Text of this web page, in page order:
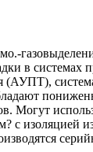
в
(АУПТ),
Могут
с изоляцией